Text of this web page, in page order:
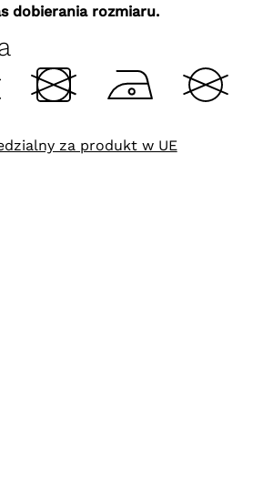
dobierania rozmiaru.
za produkt w UE